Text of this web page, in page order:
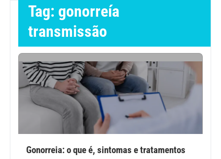
Destaque
Bem estar
Vida Saudável
Saúde da mulher
Anestesia
Tag: gonorreía
transmissão
Gonorreia: o que é, sintomas e tratamentos